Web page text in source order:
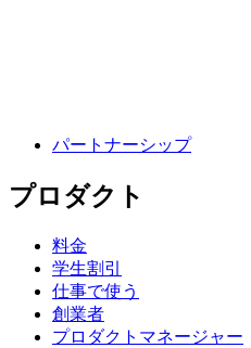
パートナーシップ
プロダクト
料金
学生割引
仕事で使う
創業者
プロダクトマネージャー